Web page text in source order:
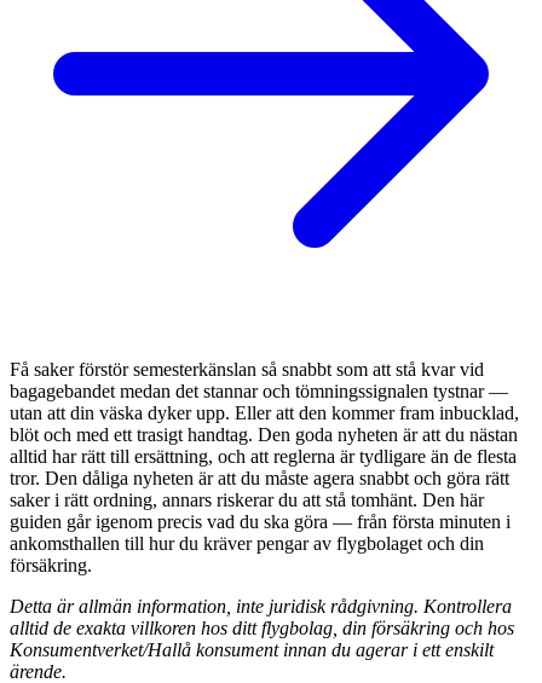
Få saker förstör semesterkänslan så snabbt som att stå kvar vid
bagagebandet medan det stannar och tömningssignalen tystnar —
utan att din väska dyker upp. Eller att den kommer fram inbucklad,
blöt och med ett trasigt handtag. Den goda nyheten är att du nästan
alltid har rätt till ersättning, och att reglerna är tydligare än de flesta
tror. Den dåliga nyheten är att du måste agera snabbt och göra rätt
saker i rätt ordning, annars riskerar du att stå tomhänt. Den här
guiden går igenom precis vad du ska göra — från första minuten i
ankomsthallen till hur du kräver pengar av flygbolaget och din
försäkring.
Detta är allmän information, inte juridisk rådgivning. Kontrollera
alltid de exakta villkoren hos ditt flygbolag, din försäkring och hos
Konsumentverket/Hallå konsument innan du agerar i ett enskilt
ärende.